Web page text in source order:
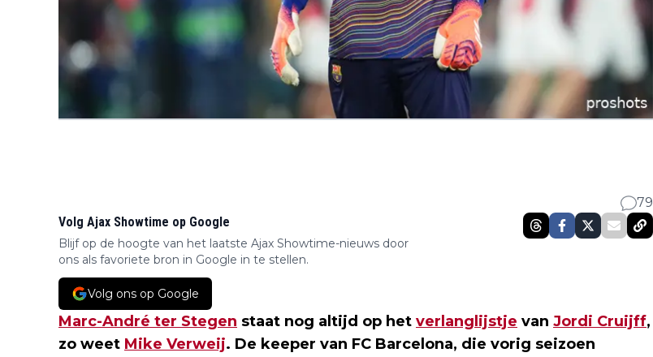
79
Volg Ajax Showtime op Google
Blijf op de hoogte van het laatste Ajax Showtime-nieuws door
ons als favoriete bron in Google in te stellen.
Volg ons op Google
Marc-André ter Stegen staat nog altijd op het verlanglijstje van Jordi Cruijff,
zo weet Mike Verweij. De keeper van FC Barcelona, die vorig seizoen